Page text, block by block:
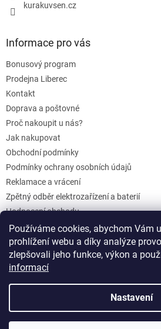
Používáme cookies, abychom Vám
prohlížení webu a díky analýze
zlepšovali jeho funkce, výkon a
informací
Nastavení
kurakuvsen.cz
Informace pro vás
Bonusový program
Prodejna Liberec
Kontakt
Doprava a poštovné
Proč nakoupit u nás?
Jak nakupovat
Obchodní podmínky
Podmínky ochrany osobních údajů
Reklamace a vrácení
Zpětný odběr elektrozařízení a baterií
Hodnocení obchodu
Dárkové poukazy
Blog
Vytvořil